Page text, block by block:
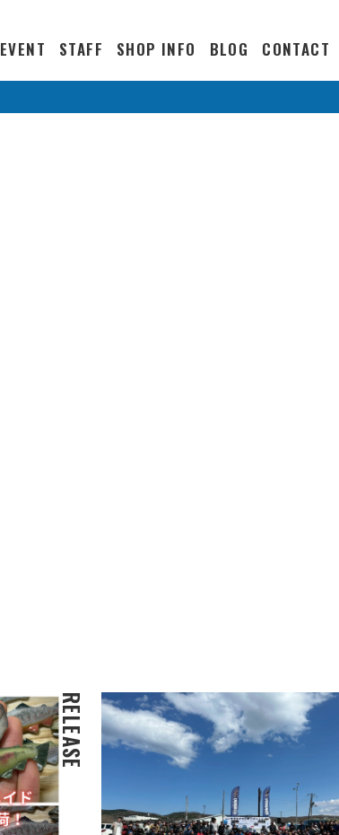
EVENT STAFF SHOP INFO BLOG CONTACT
RELEASE